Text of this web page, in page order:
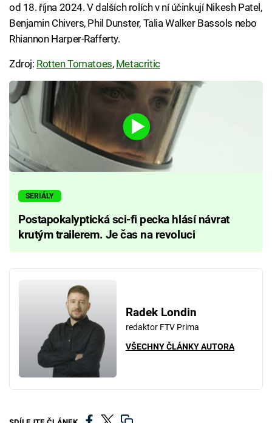
od 18. října 2024. V dalších rolích v ní účinkují Nikesh Patel,
Benjamin Chivers, Phil Dunster, Talia Walker Bassols nebo
Rhiannon Harper-Rafferty.
Zdroj: Rotten Tomatoes, Metacritic
SERIÁLY
Postapokalyptická sci-fi pecka hlásí návrat
krutým trailerem. Je čas na revoluci
Radek Londin
redaktor FTV Prima
VŠECHNY ČLÁNKY AUTORA